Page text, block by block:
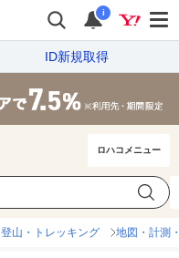
i
ID新規取得
ロハコメニュー
登山・トレッキング 地図・計測